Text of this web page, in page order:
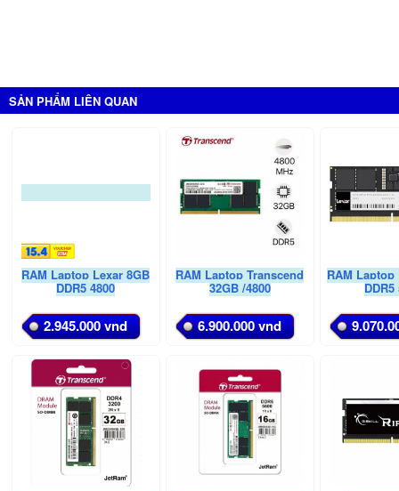
SẢN PHẨM LIÊN QUAN
RAM Laptop Lexar 8GB
DDR5 4800
2.945.000 vnd
RAM Laptop Transcend
32GB /4800
6.900.000 vnd
RAM Laptop
DDR5